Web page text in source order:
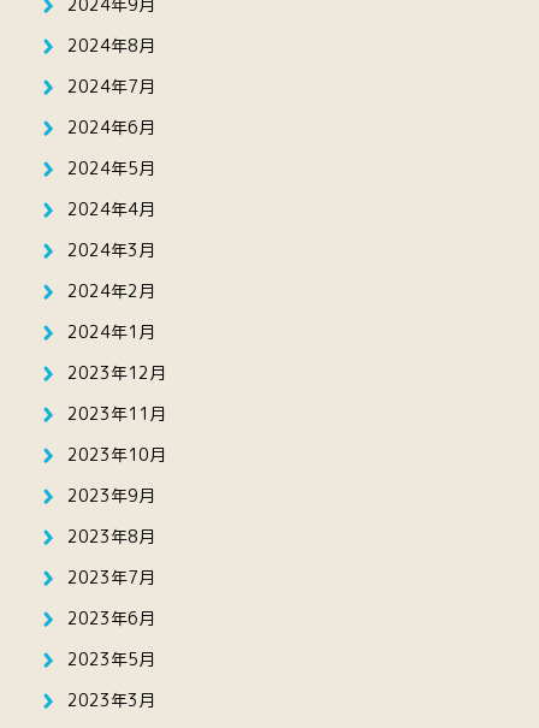
2024年8月
2024年7月
2024年6月
2024年5月
2024年4月
2024年3月
2024年2月
2024年1月
2023年12月
2023年11月
2023年10月
2023年9月
2023年8月
2023年7月
2023年6月
2023年5月
2023年3月